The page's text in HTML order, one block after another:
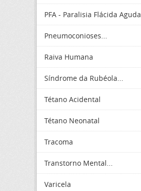
PFA - Paralisia Flácida Aguda
Pneumoconioses...
Raiva Humana
Síndrome da Rubéola...
Tétano Acidental
Tétano Neonatal
Tracoma
Transtorno Mental...
Varicela